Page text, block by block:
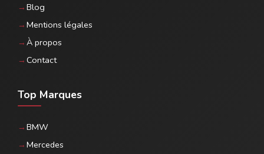
Blog
Mentions légales
À propos
Contact
Top Marques
BMW
Mercedes